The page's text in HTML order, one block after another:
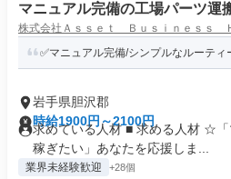
マニュアル完備の工場パーツ運
株式会社Ａｓｓｅｔ Ｂｕｓｉｎｅｓｓ
✅マニュアル完備/シンプルなルーティ
岩手県胆沢郡
時給1900円～2100円
求めている人材 ■ 求める人材 ☆
稼ぎたい」あなたを応援しま...
業界未経験歓迎 +28個